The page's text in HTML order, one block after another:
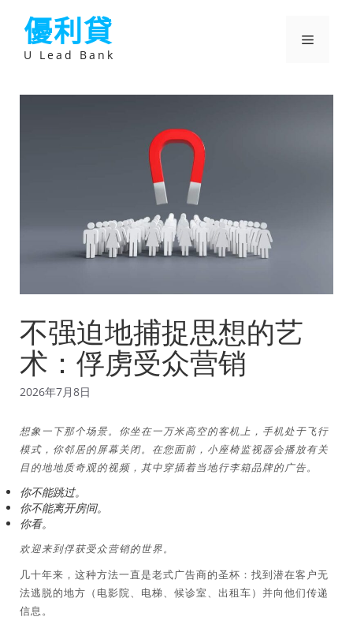
優利貸
U Lead Bank
選
不强迫地捕捉思想的艺
术：俘虏受众营销
2026年7月8日
想象一下那个场景。你坐在一万米高空的客机上，手机处于飞行
模式，你邻居的屏幕关闭。在您面前，小座椅监视器会播放有关
目的地地质奇观的视频，其中穿插着当地行李箱品牌的广告。
你不能跳过。
你不能离开房间。
你看。
欢迎来到俘获受众营销的世界。
几十年来，这种方法一直是老式广告商的圣杯：找到潜在客户无
法逃脱的地方（电影院、电梯、候诊室、出租车）并向他们传递
信息。